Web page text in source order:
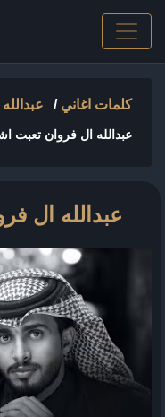
كلمات اغاني/
عبدالله ال فروان تعبت اشتاق
عبدالله ال